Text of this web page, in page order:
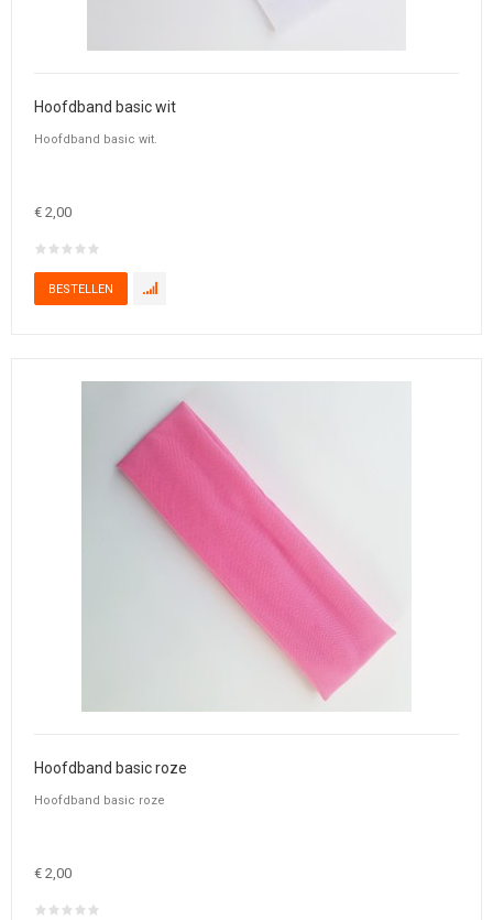
Hoofdband basic wit
Hoofdband basic wit.
€ 2,00
Hoofdband basic roze
Hoofdband basic roze
€ 2,00